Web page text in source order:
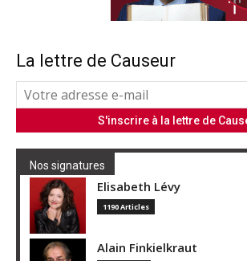
La lettre de Causeur
Nos signatures
Elisabeth Lévy
1190 Articles
Alain Finkielkraut